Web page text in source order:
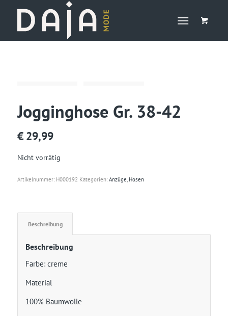
Jogginghose Gr. 38-42
€ 29,99
Nicht vorrätig
Artikelnummer: H000192 Kategorien: Anzüge, Hosen
Beschreibung
Beschreibung
Farbe: creme
Material
100% Baumwolle